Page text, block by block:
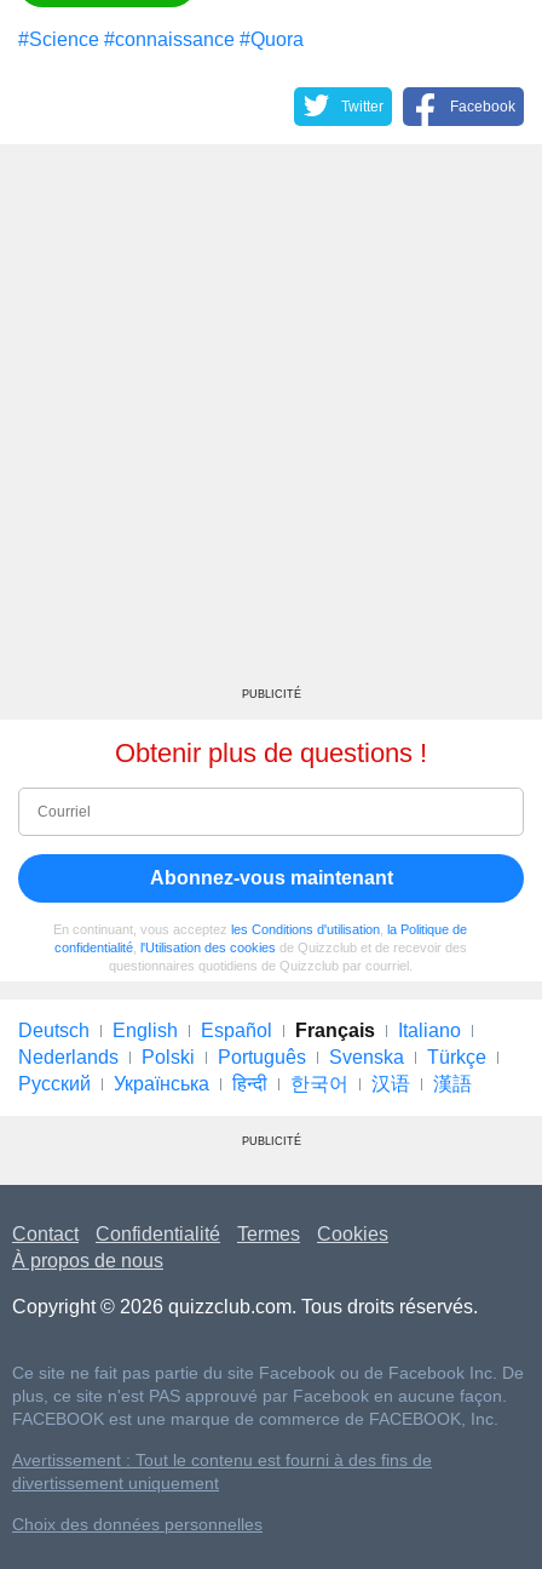
#Science #connaissance #Quora
Twitter Facebook
PUBLICITÉ
Obtenir plus de questions !
Abonnez-vous maintenant
En continuant, vous acceptez les Conditions d'utilisation la Politique de
confidentialité, l'Utilisation des cookies de Quizzclub et de recevoir des
questionnaires quotidiens de Quizzclub par courriel.
Deutsch English Español Français
Italiano
Nederlands
Polski Português Svenska
Türkçe
Русский
Українська हिन्दी 한국어 汉语 漢語
PUBLICITÉ
Contact Confidentialité Termes
Cookies
À propos de nous
Copyright © 2026 quizzclub.com. Tous droits réservés.
Ce site ne fait pas partie du site Facebook ou de Facebook Inc. De
plus, ce site n'est PAS approuvé par Facebook en aucune façon.
FACEBOOK est une marque de commerce de FACEBOOK, Inc.
Avertissement : Tout le contenu est fourni à des fins de
divertissement uniquement
Choix des données personnelles